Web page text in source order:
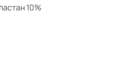
10%